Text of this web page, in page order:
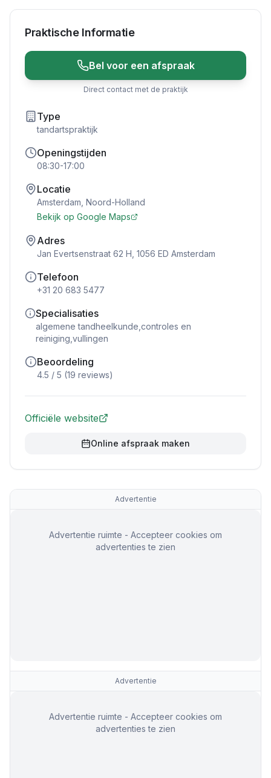
Praktische Informatie
Bel voor een afspraak
Direct contact met de praktijk
Type
tandartspraktijk
Openingstijden
08:30-17:00
Locatie
Amsterdam Noord-Holland
Bekijk op Google Maps
Adres
Jan Evertsenstraat 62 H, 1056 ED Amsterdam
Telefoon
+31 20 683 5477
Specialisaties
algemene tandheelkunde,controles en
reiniging,vullingen
Beoordeling
4.5 / 5 (19 reviews)
Officiële website
Online afspraak maken
Advertentie
Advertentie ruimte - Accepteer cookies om
advertenties te zien
Advertentie
Advertentie ruimte - Accepteer cookies om
advertenties te zien